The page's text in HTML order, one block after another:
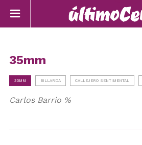
35mm
35MM BILLARDA CALLEJERO SENTIMENTAL
Carlos Barrio %